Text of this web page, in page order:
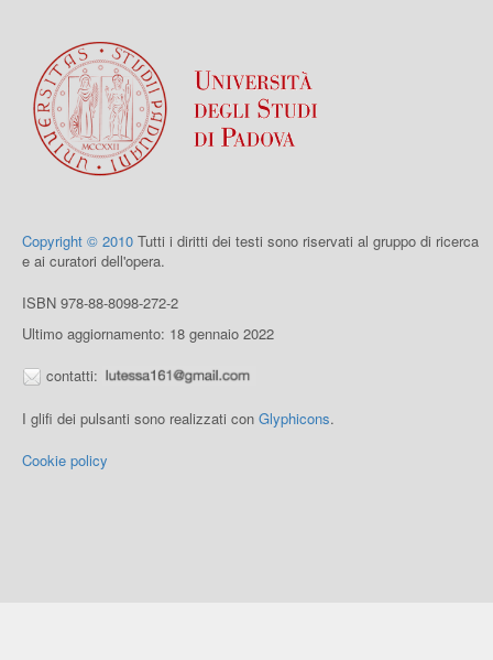
Copyright © 2010 Tutti i diritti dei testi sono riservati al gruppo di ricerca
e ai curatori dell'opera.
ISBN 978-88-8098-272-2
Ultimo aggiornamento: 18 gennaio 2022
contatti:
I glifi dei pulsanti sono realizzati con Glyphicons.
Cookie policy